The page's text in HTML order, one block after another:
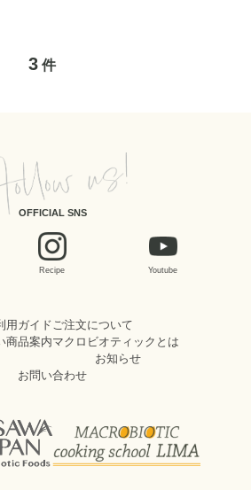
3 件
OFFICIAL SNS
Recipe Youtube
用ガイドご注文について
商品案内マクロビオティックとは
お知らせ
お問い合わせ